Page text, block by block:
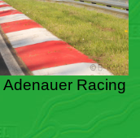
Racing